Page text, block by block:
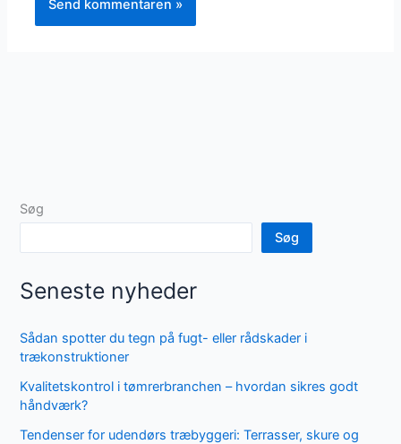
Søg
Søg
Seneste nyheder
Sådan spotter du tegn på fugt- eller rådskader i
trækonstruktioner
Kvalitetskontrol i tømrerbranchen – hvordan sikres godt
håndværk?
Tendenser for udendørs træbyggeri: Terrasser, skure og